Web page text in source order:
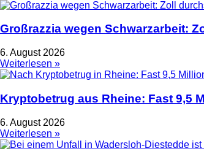
Großrazzia wegen Schwarzarbeit:
6. August 2026
Weiterlesen »
Kryptobetrug aus Rheine: Fast 9,5
6. August 2026
Weiterlesen »